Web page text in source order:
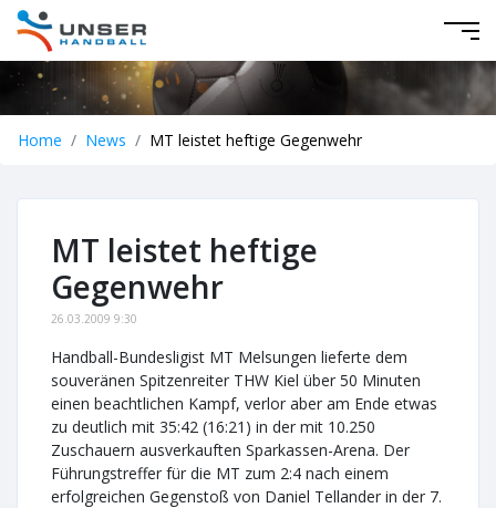
Home News MT leistet heftige Gegenwehr
MT leistet heftige
Gegenwehr
26.03.2009 9:30
Handball-Bundesligist MT Melsungen lieferte dem
souveränen Spitzenreiter THW Kiel über 50 Minuten
einen beachtlichen Kampf, verlor aber am Ende etwas
zu deutlich mit 35:42 (16:21) in der mit 10.250
Zuschauern ausverkauften Sparkassen-Arena. Der
Führungstreffer für die MT zum 2:4 nach einem
erfolgreichen Gegenstoß von Daniel Tellander in der 7.